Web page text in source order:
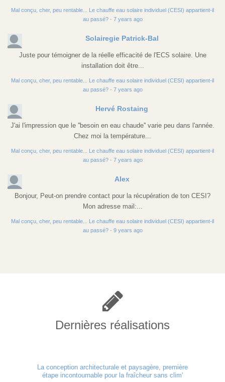
Mal conçu, cher, peu rentable... Le chauffe eau solaire individuel (CESI) appartient-il
au passé?· 7 years ago
Solairegie Patrick-Bal
Juste pour témoigner de la réelle efficacité de l'ECS solaire. Une
installation doit être...
Mal conçu, cher, peu rentable... Le chauffe eau solaire individuel (CESI) appartient-il
au passé?· 7 years ago
Hervé Rostaing
J'ai l'impression que le ''besoin en eau chaude'' varie peu dans l'année.
Chez moi la température...
Mal conçu, cher, peu rentable... Le chauffe eau solaire individuel (CESI) appartient-il
au passé?· 7 years ago
Alex
Bonjour, Peut-on prendre contact pour la récupération de ton CESI?
Mon adresse mail:...
Mal conçu, cher, peu rentable... Le chauffe eau solaire individuel (CESI) appartient-il
au passé?· 9 years ago
Dernières réalisations
La conception architecturale et paysagère, première
étape incontournable pour la fraîcheur sans clim'